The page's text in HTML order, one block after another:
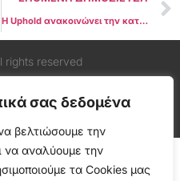
σας δεδομένα
βελτιώσουμε την
να αναλύουμε την
τα Cookies μας
Η Uphold ανακοινώνει την κατάργηση του USDT και πέντε άλλων Stablecoins μέχρι την 1η Ιουλίου λόγω των κανονισμών MiCA
rights reserved